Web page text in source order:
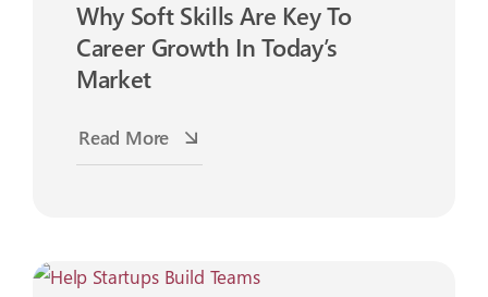
Why Soft Skills Are Key To
Career Growth In Today’s
Market
Read More